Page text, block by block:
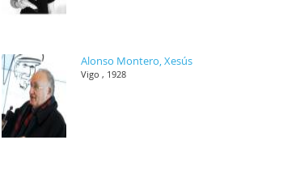
Alonso Montero, Xesús
Vigo , 1928